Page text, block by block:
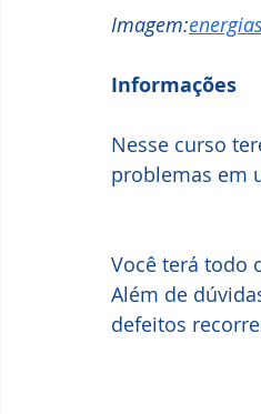
Imagem:
Informações
Nesse curso
problemas em
Você terá todo
Além de
defeitos